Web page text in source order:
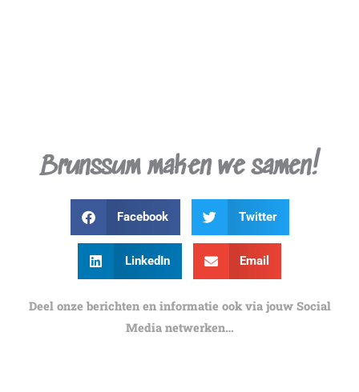
Brunssum maken we samen!
Facebook Twitter
LinkedIn Email
Deel onze berichten en informatie ook via jouw Social
Media netwerken…